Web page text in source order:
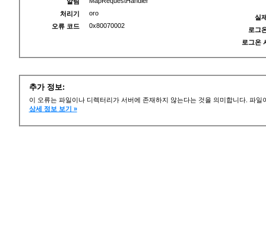
처리기
oro
오류 코드
0x80070002
실
로그
로그온
추가 정보:
이 오류는 파일이나 디렉터리가 서버에 존재하지 않는다는 것을 의미합니다. 파
상세 정보 보기 »